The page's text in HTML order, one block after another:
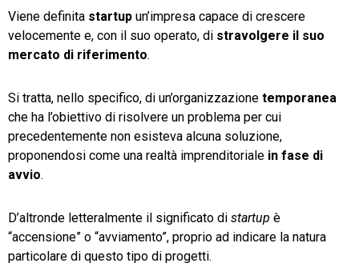
Ecommerce
Email Marketing
Viene definita startup un’impresa capace di crescere
velocemente e, con il suo operato, di stravolgere il suo
mercato di riferimento.
Si tratta, nello specifico, di un’organizzazione temporanea
che ha l’obiettivo di risolvere un problema per cui
precedentemente non esisteva alcuna soluzione,
proponendosi come una realtà imprenditoriale in fase di
avvio.
D’altronde letteralmente il significato di startup è
“accensione” o “avviamento”, proprio ad indicare la natura
particolare di questo tipo di progetti.